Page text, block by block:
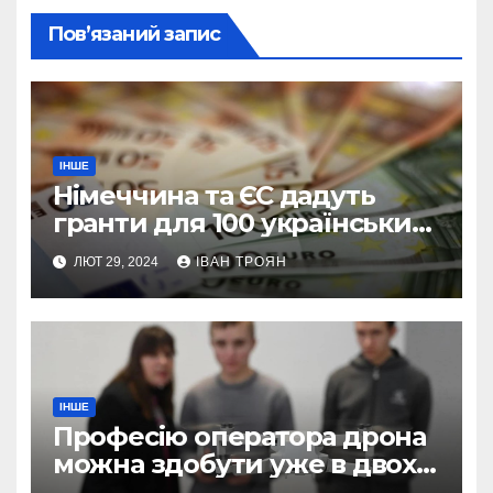
Пов’язаний запис
ІНШЕ
Німеччина та ЄС дадуть
гранти для 100 українських
підприємств
ЛЮТ 29, 2024 ІВАН ТРОЯН
ІНШЕ
Професію оператора дрона
можна здобути уже в двох